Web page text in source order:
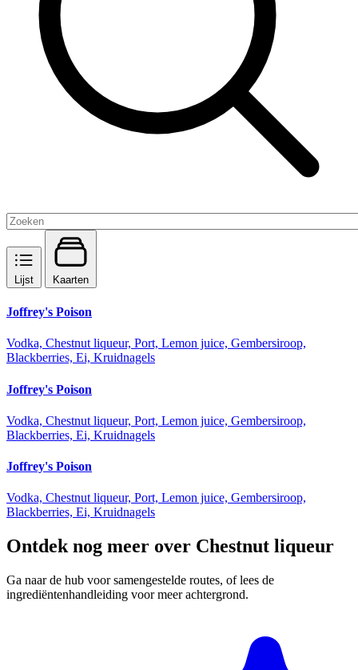
Lijst Kaarten
Joffrey's Poison
Vodka, Chestnut liqueur, Port, Lemon juice, Gembersiroop,
Blackberries, Ei, Kruidnagels
Joffrey's Poison
Vodka, Chestnut liqueur, Port, Lemon juice, Gembersiroop,
Blackberries, Ei, Kruidnagels
Joffrey's Poison
Vodka, Chestnut liqueur, Port, Lemon juice, Gembersiroop,
Blackberries, Ei, Kruidnagels
Ontdek nog meer over Chestnut liqueur
Ga naar de hub voor samengestelde routes, of lees de
ingrediëntenhandleiding voor meer achtergrond.